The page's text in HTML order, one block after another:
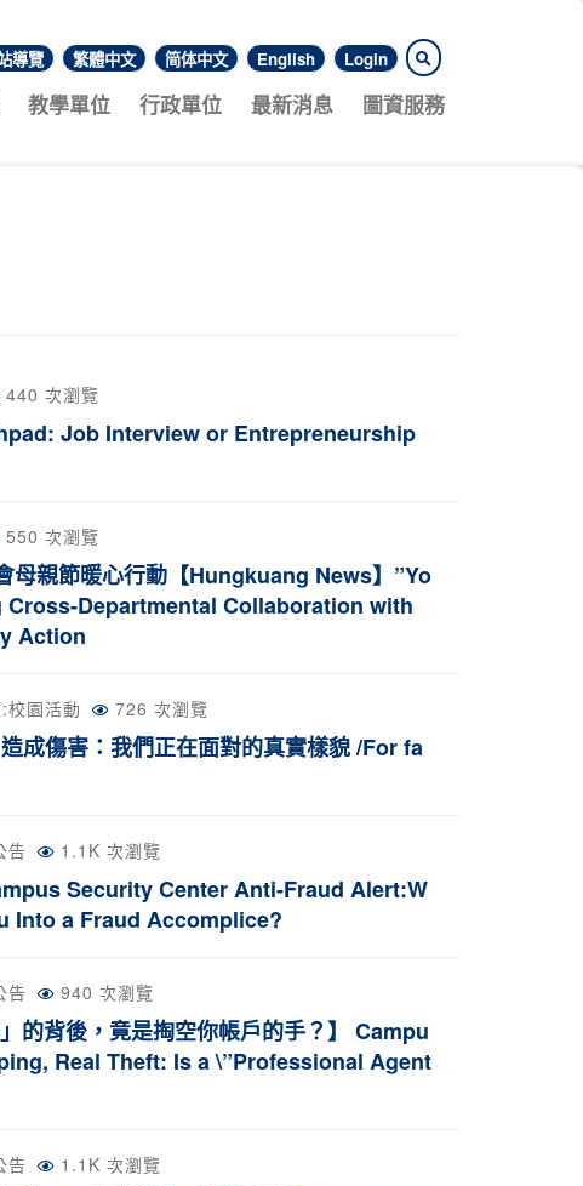
導覽 繁體中文 简体中文 English Login
教學單位 行政單位 最新消息 圖資服務
440 次瀏覽
Job Interview or Entrepreneurship
550 次瀏覽
母親節暖心行動【Hungkuang News】”Yo
Departmental Collaboration with
Action
校園活動 726 次瀏覽
成傷害：我們正在面對的真實樣貌 /For fa
告 1.1K 次瀏覽
Security Center Anti-Fraud Alert:W
Into a Fraud Accomplice?
告 940 次瀏覽
的背後，竟是掏空你帳戶的手？】 Campu
Real Theft: Is a \”Professional Agent
告 1.1K 次瀏覽